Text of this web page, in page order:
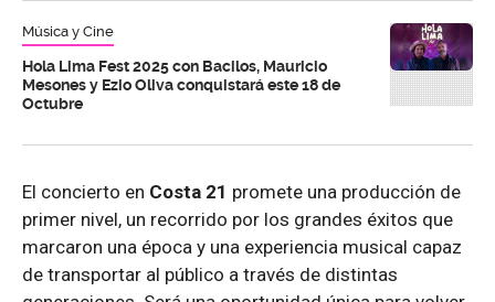
Música y Cine
Hola Lima Fest 2025 con Bacilos, Mauricio
Mesones y Ezio Oliva conquistará este 18 de
Octubre
El concierto en Costa 21 promete una producción de
primer nivel, un recorrido por los grandes éxitos que
marcaron una época y una experiencia musical capaz
de transportar al público a través de distintas